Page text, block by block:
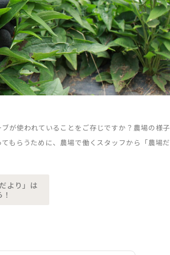
が使われていることをご存じですか？農場の様子
もらうために、農場で働くスタッフから「農場だ
より」は